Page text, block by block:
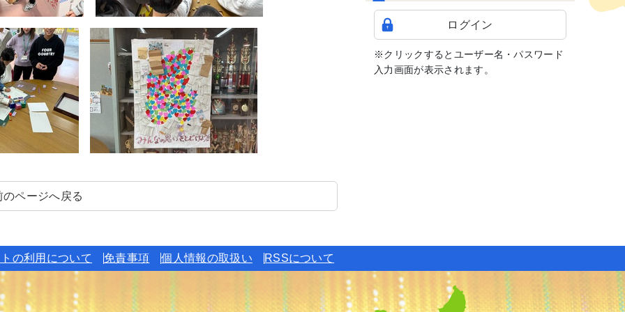
のページへ戻る
ログイン
※クリックするとユーザー名・パスワード
入力画面が表示されます。
の利用について 免責事項 個人情報の取扱い RSSについて